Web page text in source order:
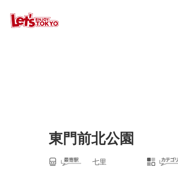
東門前北公園
七里